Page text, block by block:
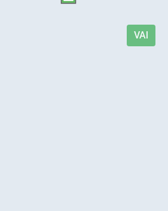
VAI